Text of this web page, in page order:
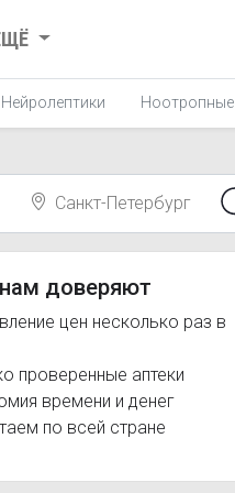
Нейролептики Ноотропные
Санкт-Петербург
доверяют
цен несколько раз в
проверенные аптеки
времени и денег
по всей стране